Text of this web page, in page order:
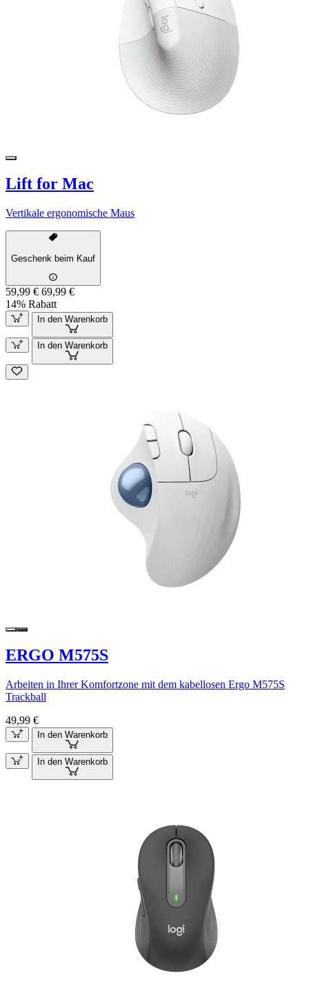
Lift for Mac
Vertikale ergonomische Maus
Geschenk beim Kauf
59,99 € 69,99 €
14% Rabatt
In den Warenkorb
In den Warenkorb
ERGO M575S
Arbeiten in Ihrer Komfortzone mit dem kabellosen Ergo M575S
Trackball
49,99 €
In den Warenkorb
In den Warenkorb